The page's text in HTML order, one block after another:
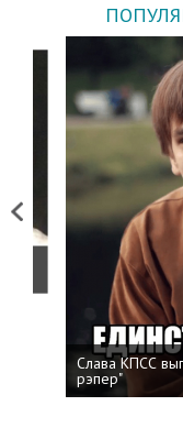
Previous
Слава КПСС
рэпер"